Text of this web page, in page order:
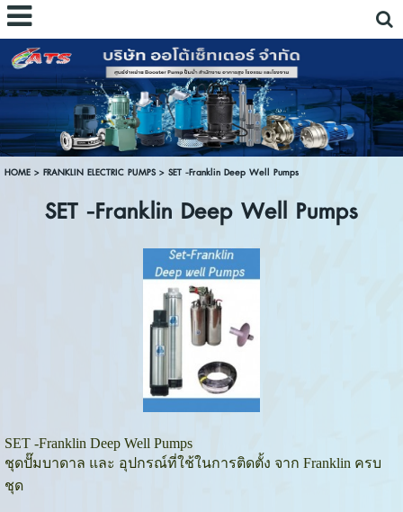
HOME> FRANKLIN ELECTRIC PUMPS> SET -Franklin Deep Well Pumps
SET -Franklin Deep Well Pumps
SET -Franklin Deep Well Pumps
ชุดปั๊มบาดาล และ อุปกรณ์ที่ใช้ในการติดตั้ง จาก Franklin ครบ
ชุด